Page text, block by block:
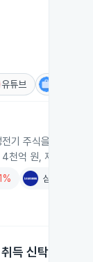
유튜브
기 주식을 1조 9천
천억 원, 제약·생
삼성전기
득 신탁